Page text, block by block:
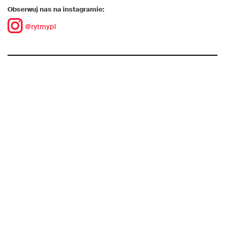
Obserwuj nas na instagramie:
@rytmypl